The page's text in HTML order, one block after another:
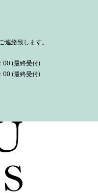
連絡致します。
00 (最終受付)
00 (最終受付)